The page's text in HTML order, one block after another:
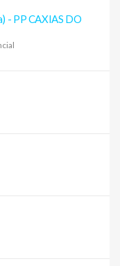
- PP CAXIAS DO